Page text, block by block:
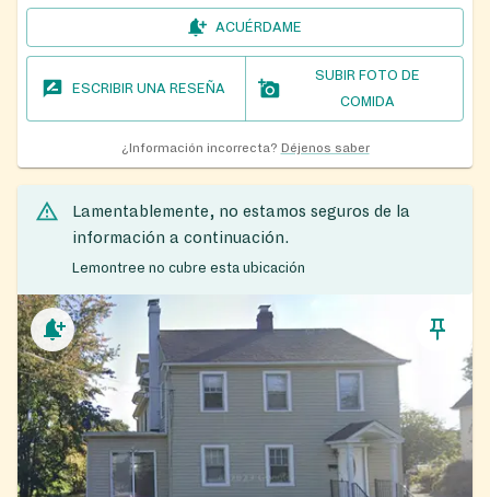
ACUÉRDAME
ESCRIBIR UNA RESEÑA
SUBIR FOTO DE
COMIDA
¿Información incorrecta? Déjenos saber
Lamentablemente, no estamos seguros de la
información a continuación.
Lemontree no cubre esta ubicación